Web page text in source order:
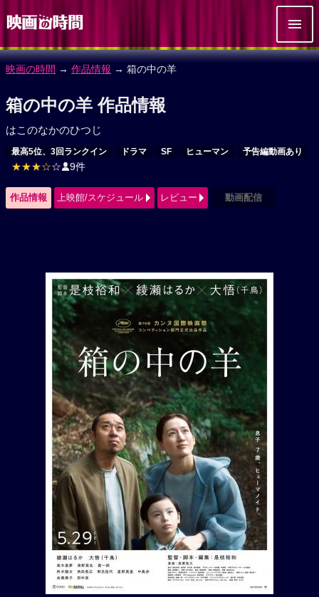
映画の時間 → 作品情報 → 箱の中の羊
箱の中の羊 作品情報
はこのなかのひつじ
最高5位、3回ランクイン ドラマ SF ヒューマン 予告編動画あり
★★★☆☆ 9件
作品情報 上映館/スケジュール レビュー 動画配信